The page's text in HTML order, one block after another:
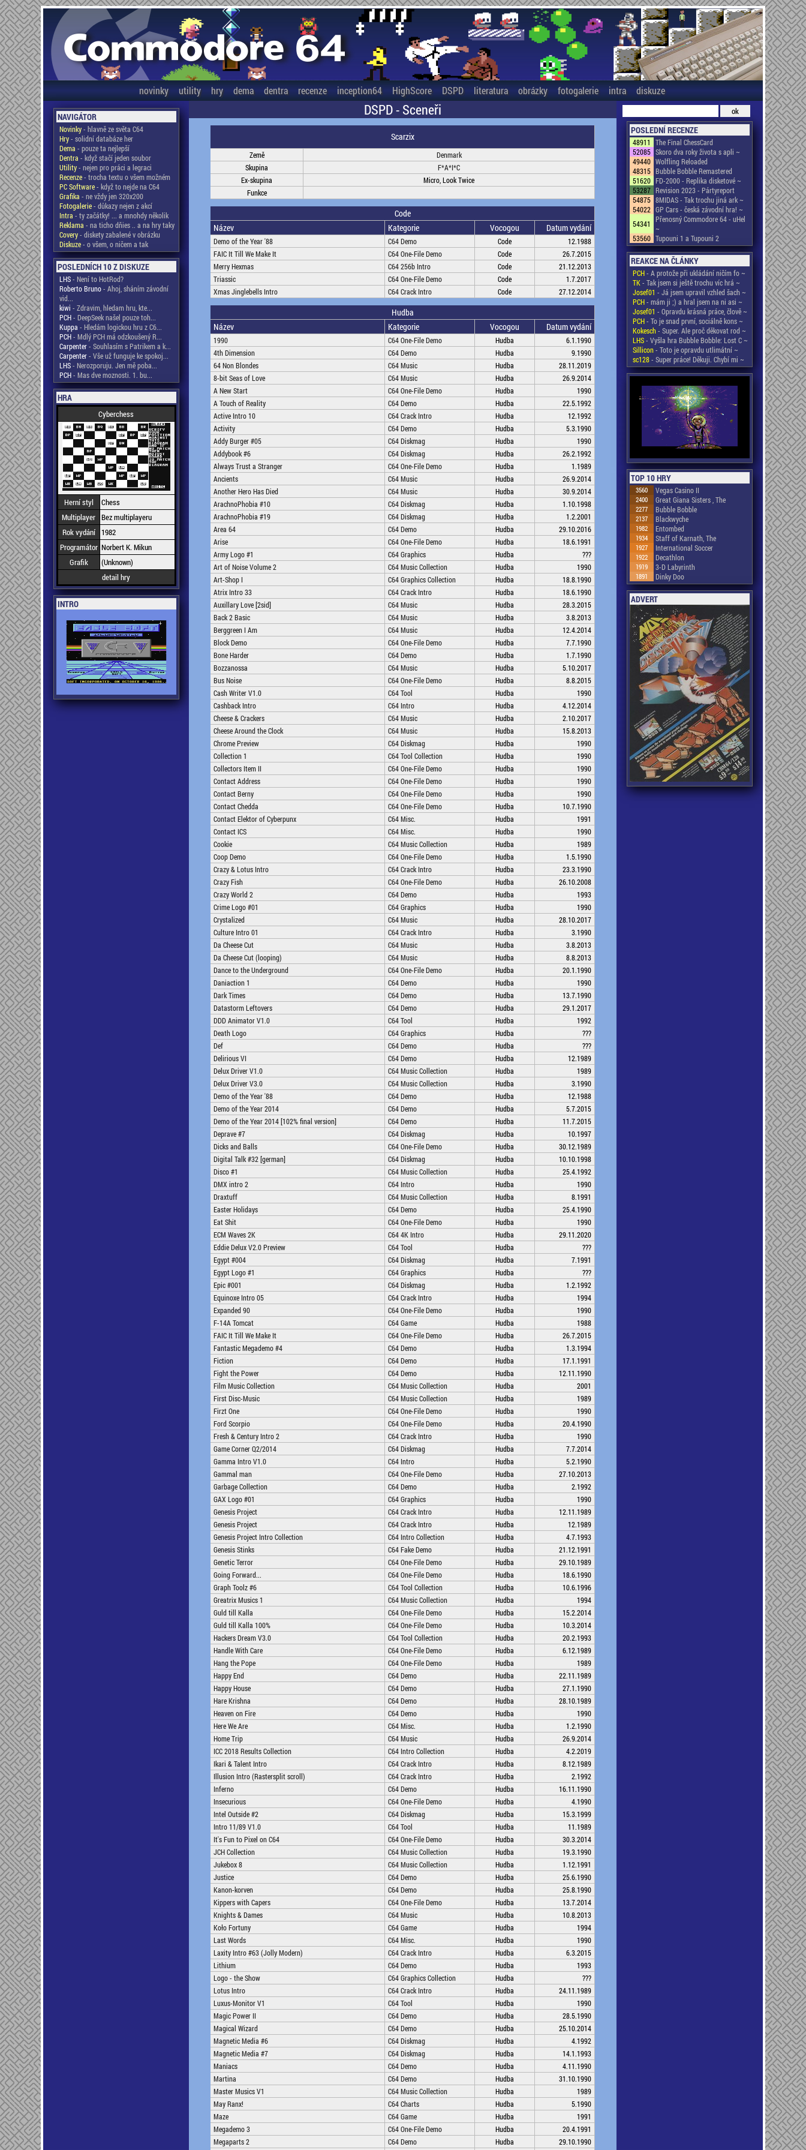
novinky utility hry dema dentra recenze inception64 HighScore DSPD literatura obrázky fotogalerie intra diskuze
NAVIGÁTOR
Novinky- hlavně ze světa C64
Hry- solidní databáze her
Dema - pouze ta nejlepší
Dentra - když stačí jeden soubor
Utility- nejen pro práci a legraci
Recenze- trocha textu o všem možném
PC Software- když to nejde na C64
Grafika - ne vždy jen 320x200
Fotogalerie- důkazy nejen z akcí
Intra - ty začátky! ... a mnohdy několik
Reklama - na ticho dňies .. a na hry taky
Covery- diskety zabalené v obrázku
Diskuze- o všem, o ničem a tak
POSLEDNÍCH 10 Z DISKUZE
LHS- Není to HotRod?
Roberto Bruno- Ahoj, sháním závodní
vid...
kiwi - Zdravim, hledam hru, kte...
PCH- DeepSeek našel pouze toh...
Kuppa - Hledám logickou hru z C6...
PCH- Mdlý PCH má odzkoušený R...
Carpenter- Souhlasím s Patrikem a k...
Carpenter- Vše už funguje ke spokoj...
LHS- Nerozporuju. Jen mě poba...
PCH- Mas dve moznosti. 1. bu...
HRA
Cyberchess
Herní styl
Chess
Multiplayer Bez multiplayeru
Rok vydání
1982
Programátor Norbert K. Mikun
Grafik
(Unknown)
detail hry
INTRO
DSPD - Sceneři
Scarzix
Země
Denmark
Skupina
F*A*I*C
Ex-skupina
Micro, Look Twice
Funkce
Code
Název
Kategorie Vocogou Datum vydání
Demo of the Year '88 C64 Demo Code
12.1988
FAIC It Till We Make It
C64 One-File Demo Code
26.7.2015
Merry Hexmas
C64 256b Intro Code
21.12.2013
Triassic
C64 One-File Demo Code
1.7.2017
Xmas Jinglebells Intro
C64 Crack Intro Code 27.12.2014
Hudba
Název
Kategorie Vocogou Datum vydání
1990 C64 One-File Demo Hudba
6.1.1990
4th Dimension
C64 Demo Hudba
9.1990
64 Non Blondes
C64 Music Hudba
28.11.2019
8-bit Seas of Love
C64 Music Hudba
26.9.2014
A New Start
C64 One-File Demo Hudba
1990
A Touch of Reality
C64 Demo Hudba
22.5.1992
Active Intro 10
C64 Crack Intro Hudba
12.1992
Activity
C64 Demo Hudba
5.3.1990
Addy Burger #05
C64 Diskmag Hudba
1990
Addybook #6
C64 Diskmag Hudba
26.2.1992
Always Trust a Stranger
C64 One-File Demo Hudba
1.1989
Ancients
C64 Music Hudba
26.9.2014
Another Hero Has Died
C64 Music Hudba
30.9.2014
ArachnoPhobia #10
C64 Diskmag Hudba
1.10.1998
ArachnoPhobia #19
C64 Diskmag Hudba
1.2.2001
Area 64
C64 Demo Hudba
29.10.2016
Arise
C64 One-File Demo Hudba
18.6.1991
Army Logo #1
C64 Graphics Hudba
???
Art of Noise Volume 2
C64 Music Collection Hudba
1990
Art-Shop I
C64 Graphics Collection Hudba
18.8.1990
Atrix Intro 33
C64 Crack Intro Hudba
18.6.1990
Auxillary Love [2sid]
C64 Music Hudba
28.3.2015
Back 2 Basic
C64 Music Hudba
3.8.2013
Berggreen I Am
C64 Music Hudba
12.4.2014
Block Demo
C64 One-File Demo Hudba
7.7.1990
Bone Harder
C64 Demo Hudba
1.7.1990
Bozzanossa
C64 Music Hudba
5.10.2017
Bus Noise
C64 One-File Demo Hudba
8.8.2015
Cash Writer V1.0
C64 Tool Hudba
1990
Cashback Intro
C64 Intro Hudba
4.12.2014
Cheese & Crackers
C64 Music Hudba
2.10.2017
Cheese Around the Clock
C64 Music Hudba
15.8.2013
Chrome Preview
C64 Diskmag Hudba
1990
Collection 1
C64 Tool Collection Hudba
1990
Collectors Item II
C64 One-File Demo Hudba
1990
Contact Address
C64 One-File Demo Hudba
1990
Contact Berny
C64 One-File Demo Hudba
1990
Contact Chedda
C64 One-File Demo Hudba
10.7.1990
Contact Elektor of Cyberpunx
C64 Misc. Hudba
1991
Contact ICS
C64 Misc. Hudba
1990
Cookie
C64 Music Collection Hudba
1989
Coop Demo
C64 One-File Demo Hudba
1.5.1990
Crazy & Lotus Intro
C64 Crack Intro Hudba
23.3.1990
Crazy Fish
C64 One-File Demo Hudba
26.10.2008
Crazy World 2
C64 Demo Hudba
1993
Crime Logo #01
C64 Graphics Hudba
1990
Crystalized
C64 Music Hudba
28.10.2017
Culture Intro 01
C64 Crack Intro Hudba
3.1990
Da Cheese Cut
C64 Music Hudba
3.8.2013
Da Cheese Cut (looping)
C64 Music Hudba
8.8.2013
Dance to the Underground
C64 One-File Demo Hudba
20.1.1990
Daniaction 1
C64 Demo Hudba
1990
Dark Times
C64 Demo Hudba
13.7.1990
Datastorm Leftovers
C64 Demo Hudba
29.1.2017
DDD Animator V1.0
C64 Tool Hudba
1992
Death Logo
C64 Graphics Hudba
???
Def
C64 Demo Hudba
???
Delirious VI
C64 Demo Hudba
12.1989
Delux Driver V1.0
C64 Music Collection Hudba
1989
Delux Driver V3.0
C64 Music Collection Hudba
3.1990
Demo of the Year '88
C64 Demo Hudba
12.1988
Demo of the Year 2014
C64 Demo Hudba
5.7.2015
Demo of the Year 2014 [102% final version]
C64 Demo Hudba
11.7.2015
Deprave #7
C64 Diskmag Hudba
10.1997
Dicks and Balls
C64 One-File Demo Hudba
30.12.1989
Digital Talk #32 [german]
C64 Diskmag Hudba
10.10.1998
Disco #1
C64 Music Collection Hudba
25.4.1992
DMX intro 2
C64 Intro Hudba
1990
Draxtuff
C64 Music Collection Hudba
8.1991
Easter Holidays
C64 Demo Hudba
25.4.1990
Eat Shit
C64 One-File Demo Hudba
1990
ECM Waves 2K
C64 4K Intro Hudba
29.11.2020
Eddie Delux V2.0 Preview
C64 Tool Hudba
???
Egypt #004
C64 Diskmag Hudba
7.1991
Egypt Logo #1
C64 Graphics Hudba
???
Epic #001
C64 Diskmag Hudba
1.2.1992
Equinoxe Intro 05
C64 Crack Intro Hudba
1994
Expanded 90
C64 One-File Demo Hudba
1990
F-14A Tomcat
C64 Game Hudba
1988
FAIC It Till We Make It
C64 One-File Demo Hudba
26.7.2015
Fantastic Megademo #4
C64 Demo Hudba
1.3.1994
Fiction
C64 Demo Hudba
17.1.1991
Fight the Power
C64 Demo Hudba
12.11.1990
Film Music Collection
C64 Music Collection Hudba
2001
First Disc-Music
C64 Music Collection Hudba
1989
Firzt One
C64 One-File Demo Hudba
1990
Ford Scorpio
C64 One-File Demo Hudba
20.4.1990
Fresh & Century Intro 2
C64 Crack Intro Hudba
1990
Game Corner Q2/2014
C64 Diskmag Hudba
7.7.2014
Gamma Intro V1.0
C64 Intro Hudba
5.2.1990
Gammal man
C64 One-File Demo Hudba
27.10.2013
Garbage Collection
C64 Demo Hudba
2.1992
GAX Logo #01
C64 Graphics Hudba
1990
Genesis Project
C64 Crack Intro Hudba
12.11.1989
Genesis Project
C64 Crack Intro Hudba
12.1989
Genesis Project Intro Collection
C64 Intro Collection Hudba
4.7.1993
Genesis Stinks
C64 Fake Demo Hudba
21.12.1991
Genetic Terror
C64 One-File Demo Hudba
29.10.1989
Going Forward...
C64 One-File Demo Hudba
18.6.1990
Graph Toolz #6
C64 Tool Collection Hudba
10.6.1996
Greatrix Musics 1
C64 Music Collection Hudba
1994
Guld till Kalla
C64 One-File Demo Hudba
15.2.2014
Guld till Kalla 100%
C64 One-File Demo Hudba
10.3.2014
Hackers Dream V3.0
C64 Tool Collection Hudba
20.2.1993
Handle With Care
C64 One-File Demo Hudba
6.12.1989
Hang the Pope
C64 One-File Demo Hudba
1989
Happy End
C64 Demo Hudba
22.11.1989
Happy House
C64 Demo Hudba
27.1.1990
Hare Krishna
C64 Demo Hudba
28.10.1989
Heaven on Fire
C64 Demo Hudba
1990
Here We Are
C64 Misc. Hudba
1.2.1990
Home Trip
C64 Music Hudba
26.9.2014
ICC 2018 Results Collection
C64 Intro Collection Hudba
4.2.2019
Ikari & Talent Intro
C64 Crack Intro Hudba
8.12.1989
Illusion Intro (Rastersplit scroll)
C64 Crack Intro Hudba
2.1992
Inferno
C64 Demo Hudba
16.11.1990
Insecurious
C64 One-File Demo Hudba
4.1990
Intel Outside #2
C64 Diskmag Hudba
15.3.1999
Intro 11/89 V1.0
C64 Tool Hudba
11.1989
It's Fun to Pixel on C64
C64 One-File Demo Hudba
30.3.2014
JCH Collection
C64 Music Collection Hudba
19.3.1990
Jukebox 8
C64 Music Collection Hudba
1.12.1991
Justice
C64 Demo Hudba
25.6.1990
Kanon-korven
C64 Demo Hudba
25.8.1990
Kippers with Capers
C64 One-File Demo Hudba
13.7.2014
Knights & Dames
C64 Music Hudba
10.8.2013
Koło Fortuny
C64 Game Hudba
1994
Last Words
C64 Misc. Hudba
1990
Laxity Intro #63 (Jolly Modern)
C64 Crack Intro Hudba
6.3.2015
Lithium
C64 Demo Hudba
1993
Logo - the Show
C64 Graphics Collection Hudba
???
Lotus Intro
C64 Crack Intro Hudba
24.11.1989
Luxus-Monitor V1
C64 Tool Hudba
1990
Magic Power II
C64 Demo Hudba
28.5.1990
Magical Wizard
C64 Demo Hudba
25.10.2014
Magnetic Media #6
C64 Diskmag Hudba
4.1992
Magnetic Media #7
C64 Diskmag Hudba
14.1.1993
Maniacs
C64 Demo Hudba
4.11.1990
Martina
C64 Demo Hudba
31.10.1990
Master Musics V1
C64 Music Collection Hudba
1989
May Ranx!
C64 Charts Hudba
5.1990
Maze
C64 Game Hudba
1991
Megademo 3
C64 One-File Demo Hudba
20.4.1991
Megaparts 2
C64 Demo Hudba
29.10.1990
POSLEDNÍ RECENZE
48911
The Final ChessCard
52085 Skoro dva roky života s apli ~
49440 Wolfling Reloaded
48315 Bubble Bobble Remastered
51620 FD-2000 - Replika disketové ~
53287 Revision 2023 - Pártyreport
54875 8MIDAS - Tak trochu jiná ark ~
54022 GP Cars - česká závodní hra! ~
54341
Přenosný Commodore 64 - uHel
~
53560 Tupouni 1 a Tupouni 2
REAKCE NA ČLÁNKY
PCH- A protože při ukládání ničím fo ~
TK- Tak jsem si ještě trochu víc hrá ~
Josef01 - Já jsem upravil vzhled šach ~
PCH- mám ji ;) a hral jsem na ni asi ~
Josef01 - Opravdu krásná práce, člově ~
PCH- To je snad první, sociálně kons ~
Kokesch- Super. Ale proč děkovat rod ~
LHS- Vyšla hra Bubble Bobble: Lost C ~
Sillicon- Toto je opravdu utlimátní ~
sc128- Super práce! Děkuji. Chybí mi ~
TOP 10 HRY
3560 Vegas Casino II
2400 Great Giana Sisters , The
2277 Bubble Bobble
2137 Blackwyche
1982 Entombed
1934 Staff of Karnath, The
1927 International Soccer
1922 Decathlon
1919 3-D Labyrinth
1891 Dinky Doo
ADVERT